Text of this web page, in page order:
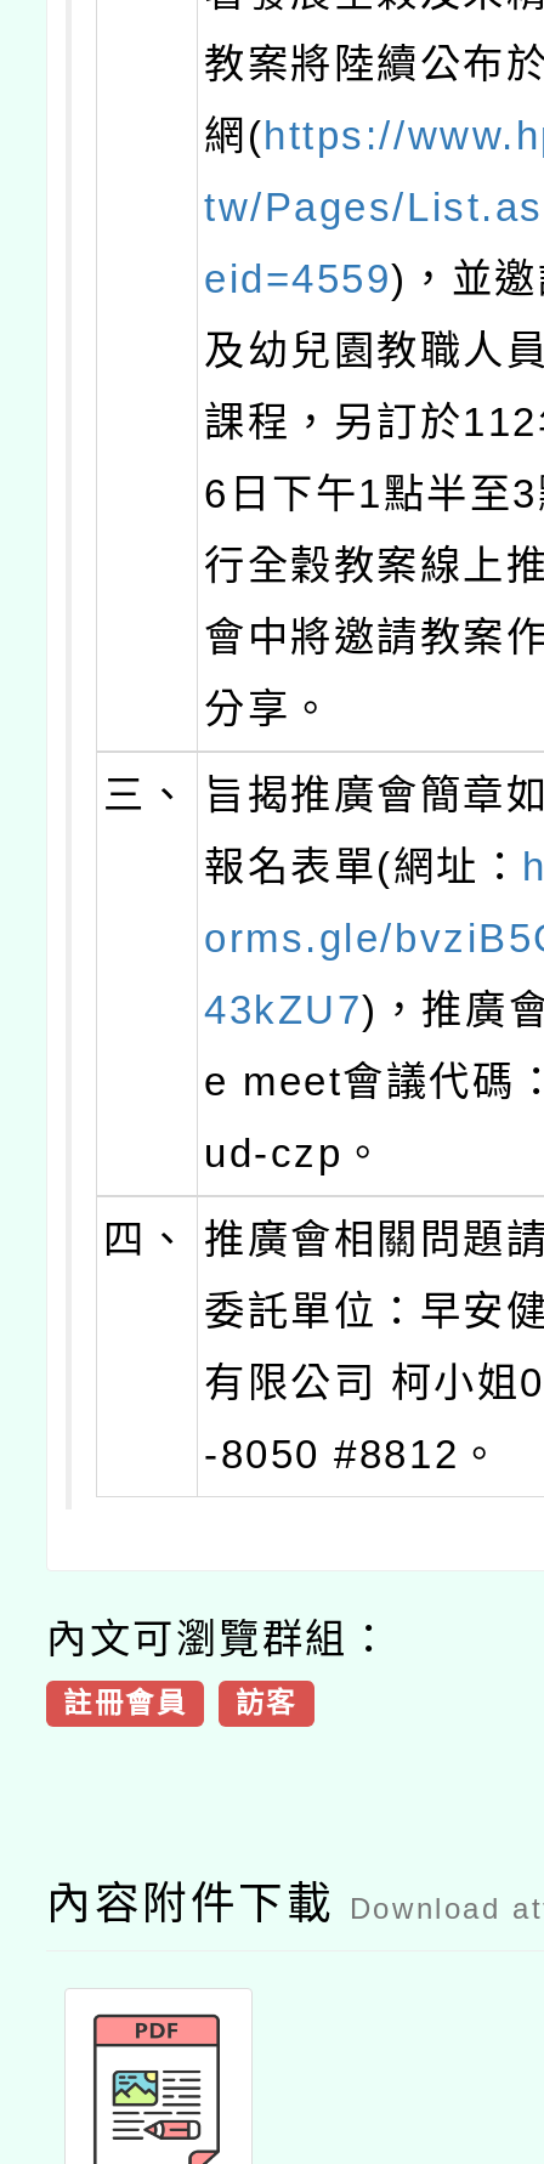
教案將陸續公布
網(https://
tw/Pages/
eid=4559)，並
及幼兒園教職人
課程，另訂於
6日下午1點半至
行全穀教案線上
會中將邀請教案
分享。
三、
旨揭推廣會簡章
報名表單(網址：
orms.gle/
43kZU7)，推廣
e meet會議代碼
ud-czp。
四、
推廣會相關問題
委託單位：早安
有限公司 柯小姐
-8050 #8812。
內文可瀏覽群組：
註冊會員 訪客
內容附件下載 Download